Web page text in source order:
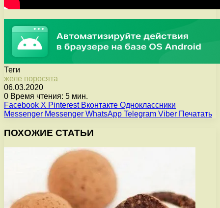
Теги
желе поросята
06.03.2020
0 Время чтения: 5 мин.
Facebook X Pinterest Вконтакте Одноклассники
Messenger Messenger WhatsApp Telegram Viber Печатать
ПОХОЖИЕ СТАТЬИ